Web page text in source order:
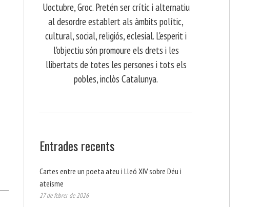
Uoctubre, Groc. Pretén ser crític i alternatiu
al desordre establert als àmbits polític,
cultural, social, religiós, eclesial. L'esperit i
l'objectiu són promoure els drets i les
llibertats de totes les persones i tots els
pobles, inclòs Catalunya.
Entrades recents
Cartes entre un poeta ateu i Lleó XIV sobre Déu i
ateísme
27 de febrer de 2026